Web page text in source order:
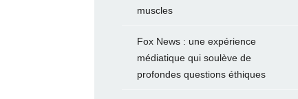
muscles
Fox News : une expérience
médiatique qui soulève de
profondes questions éthiques